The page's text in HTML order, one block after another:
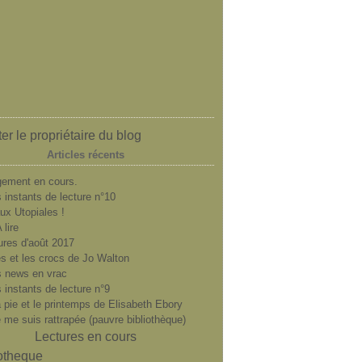
le propriétaire du blog
Articles récents
en cours.
instants de lecture n°10
Utopiales !
lire
d'août 2017
et les crocs de Jo Walton
news en vrac
instants de lecture n°9
pie et le printemps de Elisabeth Ebory
me suis rattrapée (pauvre bibliothèque)
Lectures en cours